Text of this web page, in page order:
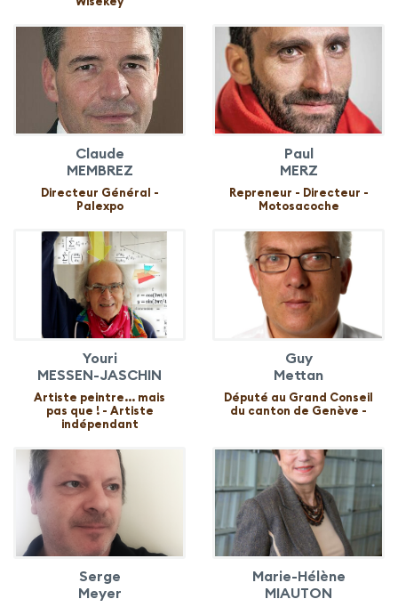
Claude
MEMBREZ
Directeur Général -
Palexpo
Paul
MERZ
Repreneur - Directeur -
Motosacoche
Youri
MESSEN-JASCHIN
Artiste peintre... mais
pas que ! - Artiste
indépendant
Guy
Mettan
Député au Grand Conseil
du canton de Genève -
Serge
Meyer
Marie-Hélène
MIAUTON